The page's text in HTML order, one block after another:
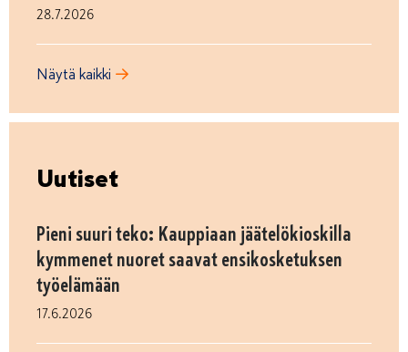
28.7.2026
Näytä kaikki
Uutiset
Pieni suuri teko: Kauppiaan jäätelökioskilla
kymmenet nuoret saavat ensikosketuksen
työelämään
17.6.2026